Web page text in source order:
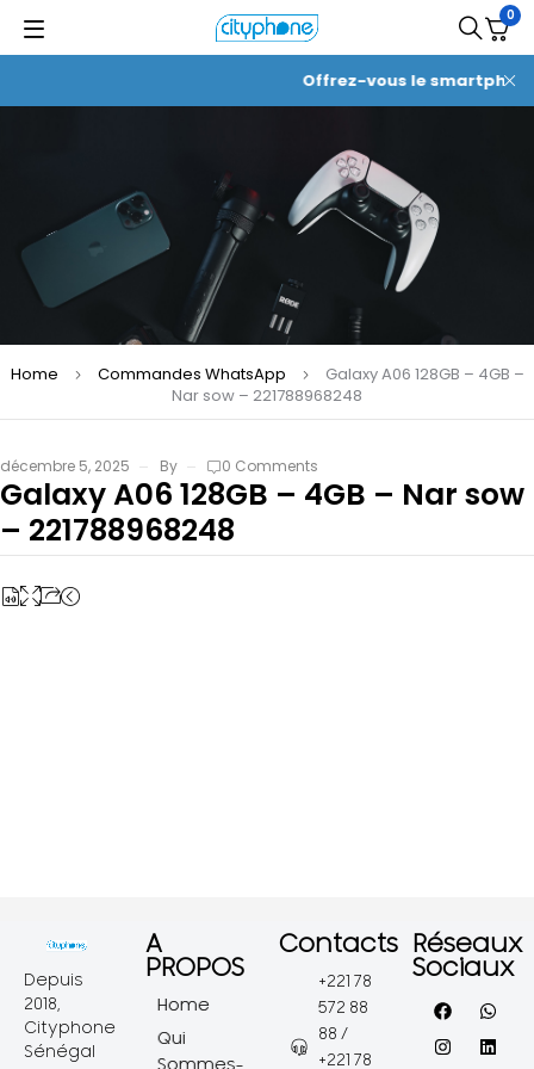
Offrez-vous le
0
Home Commandes WhatsApp
Galaxy A06 128GB – 4GB –
Nar sow – 221788968248
décembre 5, 2025 By 0 Comments
Galaxy A06 128GB – 4GB – Nar sow
– 221788968248
Depuis
2018,
Cityphone
Sénégal
A
PROPOS
Home
Qui
Contacts
+221 78
572 88
88 /
+221 78
Réseaux
Sociaux